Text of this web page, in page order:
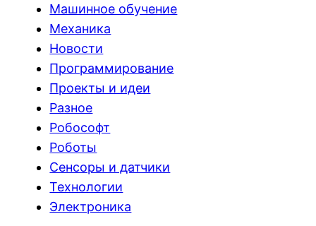
Машинное обучение
Механика
Новости
Программирование
Проекты и идеи
Разное
Робософт
Роботы
Сенсоры и датчики
Технологии
Электроника